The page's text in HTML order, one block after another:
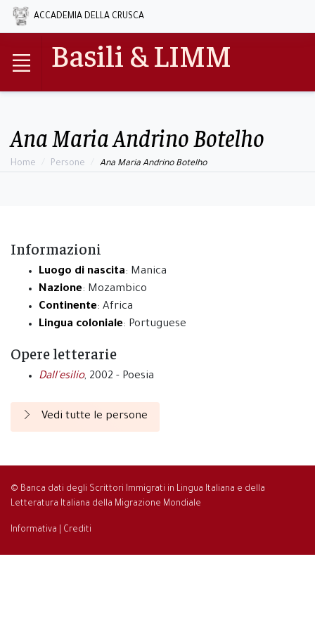
ACCADEMIA DELLA CRUSCA
Basili & LIMM
Ana Maria Andrino Botelho
Home Persone Ana Maria Andrino Botelho
Informazioni
Luogo di nascita: Manica
Nazione: Mozambico
Continente: Africa
Lingua coloniale: Portuguese
Opere letterarie
Dall'esilio, 2002 - Poesia
Vedi tutte le persone
© Banca dati degli Scrittori Immigrati in Lingua Italiana e della
Letteratura Italiana della Migrazione Mondiale
Informativa Crediti